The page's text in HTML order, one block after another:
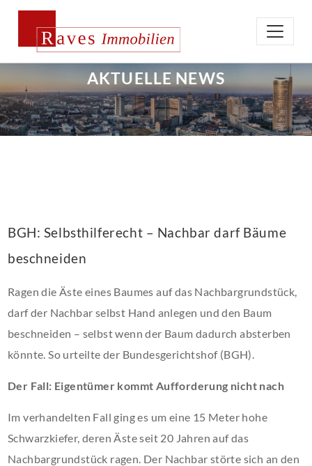
AKTUELLE NEWS
BGH: Selbsthilferecht – Nachbar darf Bäume
beschneiden
Ragen die Äste eines Baumes auf das Nachbargrundstück,
darf der Nachbar selbst Hand anlegen und den Baum
beschneiden – selbst wenn der Baum dadurch absterben
könnte. So urteilte der Bundesgerichtshof (BGH).
Der Fall: Eigentümer kommt Aufforderung nicht nach
Im verhandelten Fall ging es um eine 15 Meter hohe
Schwarzkiefer, deren Äste seit 20 Jahren auf das
Nachbargrundstück ragen. Der Nachbar störte sich an den